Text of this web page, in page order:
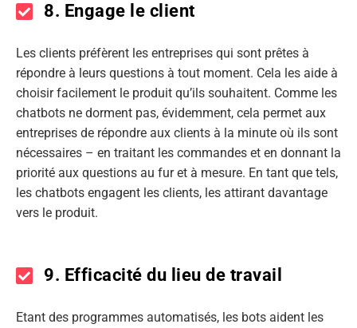
8. Engage le client
Les clients préfèrent les entreprises qui sont prêtes à
répondre à leurs questions à tout moment. Cela les aide à
choisir facilement le produit qu’ils souhaitent. Comme les
chatbots ne dorment pas, évidemment, cela permet aux
entreprises de répondre aux clients à la minute où ils sont
nécessaires – en traitant les commandes et en donnant la
priorité aux questions au fur et à mesure. En tant que tels,
les chatbots engagent les clients, les attirant davantage
vers le produit.
9. Efficacité du lieu de travail
Etant des programmes automatisés, les bots aident les